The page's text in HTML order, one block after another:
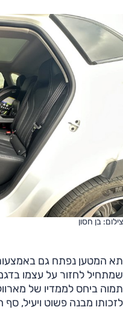
צילום: בן חסון
תא המטען נפתח גם
שמתחיל לחזור על עצמו
לזכותו מבנה פשוט ויעיל,